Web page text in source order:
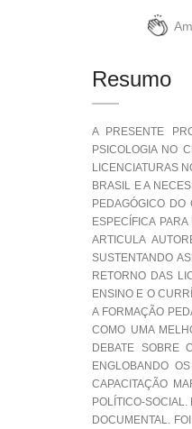
Resumo
A PRESENTE
PSICOLOGIA NO
LICENCIATURAS
BRASIL E A
PEDAGÓGICO
ESPECÍFICA
ARTICULA
SUSTENTANDO
RETORNO DAS
ENSINO E O
A FORMAÇÃO
COMO UMA
DEBATE SOBRE
ENGLOBANDO
CAPACITAÇÃO
POLÍTICO-
DOCUMENTAL.